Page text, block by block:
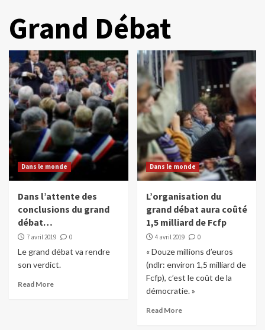
Grand Débat
Dans le monde
Dans l’attente des
conclusions du grand
débat…
7 avril 2019 0
Le grand débat va rendre
son verdict.
Read More
Dans le monde
L’organisation du
grand débat aura coûté
1,5 milliard de Fcfp
4 avril 2019 0
« Douze millions d’euros
(ndlr: environ 1,5 milliard de
Fcfp), c’est le coût de la
démocratie. »
Read More